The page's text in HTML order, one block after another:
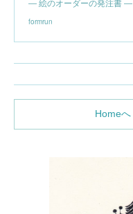
― 絵のオーダーの発注書 ―
formrun
Homeへ